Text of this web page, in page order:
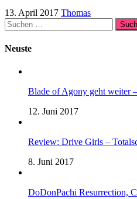
13. April 2017 Thomas
Suchen
nach:
Neuste
Blade of Agony geht weiter
12. Juni 2017
Review: Drive Girls –
8. Juni 2017
DoDonPachi Resurrection,